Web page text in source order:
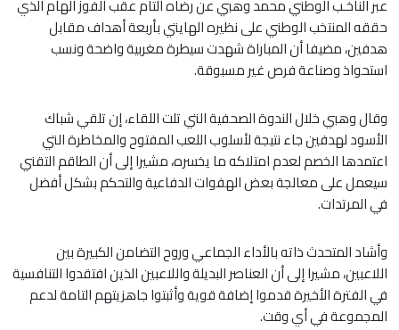
عبر الناخـب الوطني محمد وهبي عن رضاه التام عقب الفوز الهام الذي
حققه المنتخب الوطني على نظيره الهايتي بأربعة أهداف مقابل
هدفين، مضيفا أن المباراة شهدت سيطرة مغربية واضحة ونسب
استحواذ وصناعة فرص غير مسبوقة.
​وقال وهبي خلال الندوة الصحفية التي تلت اللقاء، إن تلقي شباك
الأسود لهدفين جاء نتيجة لأسلوب اللعب المفتوح والمخاطرة التي
اعتمدها الخصم لعدم امتلاكه ما يخسره، مشيرا إلى أن الطاقم التقني
سيعمل على معالجة بعض الهفوات الدفاعية والتحكم بشكل أفضل
في المرتدات.
​وأشاد المتحدث ذاته بالأداء الجماعي وروح التضامن الكبيرة بين
اللاعبين، مشيرا إلى أن العناصر البديلة واللاعبين الذين افتقدوا التنافسية
في الفترة الأخيرة قدموا إضافة قوية وأثبتوا جاهزيتهم التامة لدعم
المجموعة في أي وقت.